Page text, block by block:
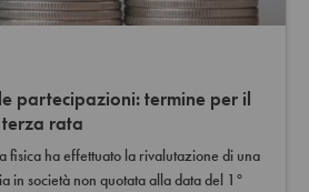
partecipazioni: termine per il
rata
fisica ha effettuato la rivalutazione di una
in società non quotata alla data del 1°